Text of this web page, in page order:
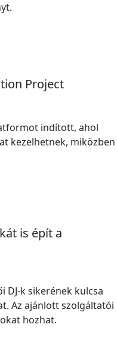
Project
indított, ahol
kezelhetnek, miközben
is épít a
DJ-k sikerének kulcsa
Az ajánlott szolgáltatói
hozhat.